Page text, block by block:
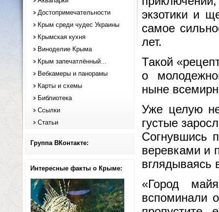
Достопримечательности
Крым среди чудес Украины
Крымская кухня
Виноделие Крыма
Крым запечатлённый...
Вебкамеры и панорамы
Карты и схемы
Библиотека
Ссылки
Статьи
Группа ВКонтакте:
Интересные факты о Крыме:
экзотики и
самое
лет.
Такой
о
ныне
Уже целую
густые
Согнувшись
веревками и
вглядываясь
«Город
вспоминали